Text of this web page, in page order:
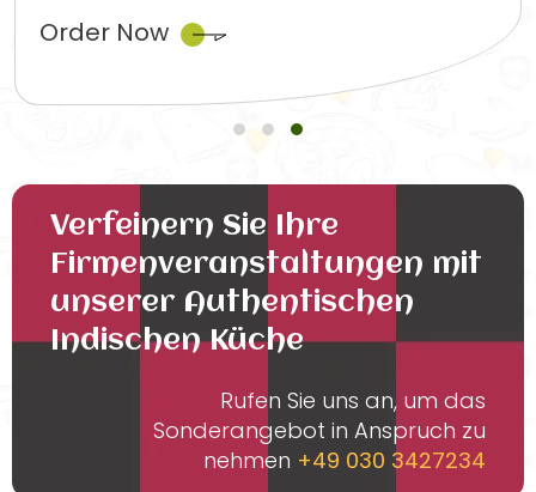
Order Now
Verfeinern Sie Ihre
Firmenveranstaltungen mit
unserer Authentischen
Indischen Küche
Rufen Sie uns an, um das
Sonderangebot in Anspruch zu
nehmen +49 030 3427234